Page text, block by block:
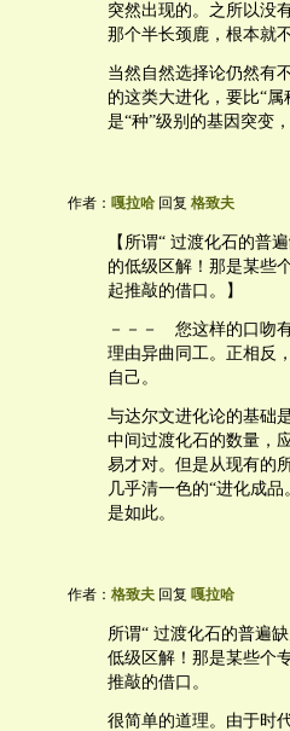
突然出现的。之所以没
那个半长颈鹿，根本就
当然自然选择论仍然有
的这类大进化，要比“
是“种”级别的基因突变
作者： 嘎拉哈 回复 格致夫
【所谓“ 过渡化石的普
的低级区解！那是某些
起推敲的借口。】
－－－ 您这样的口吻
理由异曲同工。正相反
自己。
与达尔文进化论的基础
中间过渡化石的数量，
易才对。但是从现有的
几乎清一色的“进化成
是如此。
作者： 格致夫 回复 嘎拉哈
所谓“ 过渡化石的普遍
低级区解！那是某些个
推敲的借口。
很简单的道理。由于时